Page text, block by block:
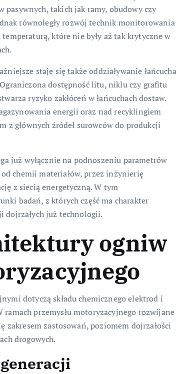
takich jak ramy, obudowy czy
równoległy rozwój technik monitorowania
które nie były aż tak krytyczne w
staje się także oddziaływanie łańcucha
dostępność litu, niklu czy grafitu
ryzyko zakłóceń w łańcuchach dostaw.
energii oraz nad recyklingiem
głównych źródeł surowców do produkcji
już wyłącznie na podnoszeniu parametrów
chemii materiałów, przez inżynierię
z siecią energetyczną. W tym
badań, z których część ma charakter
dojrzałych już technologii.
ogniw
dotyczą składu chemicznego elektrod i
przemysłu motoryzacyjnego rozwijane
zastosowań, poziomem dojrzałości
drogowych.